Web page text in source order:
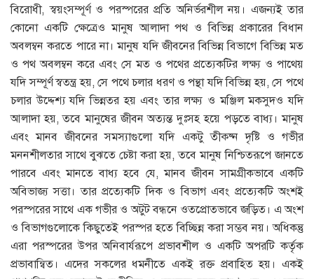
বিরোধী, স্বয়ংসম্পূর্ণ ও পরস্পরের প্রতি অনির্ভরশীল নয়। এজন্যই তার
কোনো একটি ক্ষেত্রেও মানুষ আলাদা পথ ও বিভিন্ন প্রকারের বিধান
অবলম্বন করতে পারে না। মানুষ যদি জীবনের বিভিন্ন বিভাগে বিভিন্ন মত
ও পথ অবলম্বন করে এবং সে মত ও পথের প্রত্যেকটির লক্ষ্য ও পাথেয়
যদি সম্পূর্ণ স্বতন্ত্র হয়, সে পথে চলার ধরণ ও পন্থা যদি বিভিন্ন হয়, সে পথে
চলার উদ্দেশ্য যদি ভিন্নতর হয় এবং তার লক্ষ্য ও মঞ্জিল মকসুদও যদি
আলাদা হয়, তবে মানুষের জীবন অত্যন্ত দুঃসহ হয়ে পড়তে বাধ্য। মানুষ
এবং মানব জীবনের সমস্যাগুলো যদি একটু তীক্ষ্ন দৃষ্টি ও গভীর
মননশীলতার সাথে বুঝতে চেষ্টা করা হয়, তবে মানুষ নিশ্চিতরূপে জানতে
পারবে এবং মানতে বাধ্য হবে যে, মানব জীবন সামগ্রীকভাবে একটি
অবিভাজ্য সত্তা। তার প্রত্যেকটি দিক ও বিভাগ এবং প্রত্যেকটি অংশই
পরস্পরের সাথে এক গভীর ও অটুট বন্ধনে ওতপ্রোতভাবে জড়িত। এ অংশ
ও বিভাগগুলোকে কিছুতেই পরস্পর হতে বিচ্ছিন্ন করা সম্ভব নয়। অধিকন্তু
এরা পরস্পরের উপর অনিবার্যরূপে প্রভাবশীল ও একটি অপরটি কর্তৃক
প্রভাবান্বিত। এদের সকলের ধমনীতে একই রক্ত প্রবাহিত হয়। একই